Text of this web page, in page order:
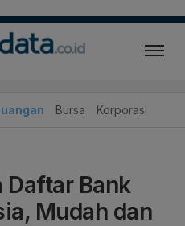
Bursa Korporasi
Daftar Bank
Mudah dan